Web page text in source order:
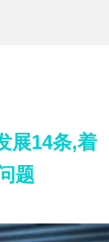
展14条,着
题